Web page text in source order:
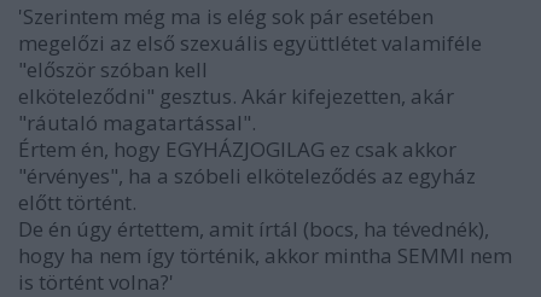
'Szerintem még ma is elég sok pár esetében
megelőzi az első szexuális együttlétet valamiféle
"először szóban kell
elköteleződni" gesztus. Akár kifejezetten, akár
"ráutaló magatartással".
Értem én, hogy EGYHÁZJOGILAG ez csak akkor
"érvényes", ha a szóbeli elköteleződés az egyház
előtt történt.
De én úgy értettem, amit írtál (bocs, ha tévednék),
hogy ha nem így történik, akkor mintha SEMMI nem
is történt volna?'